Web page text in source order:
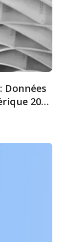
Données
2025